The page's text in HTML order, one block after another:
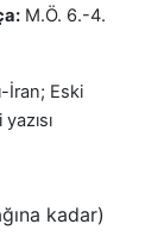
M.Ö. 6.-4.
İran; Eski
kadar)